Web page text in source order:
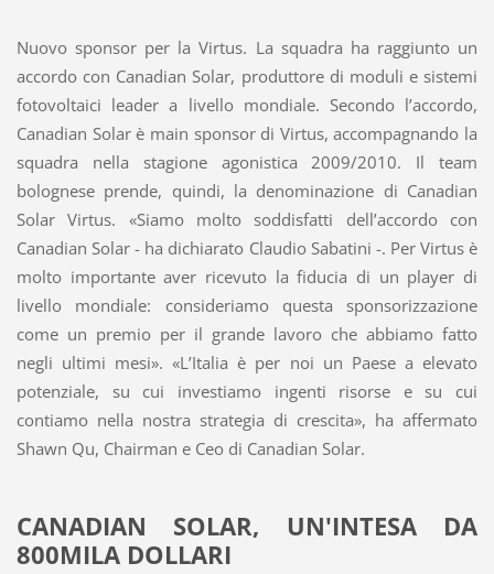
Nuovo sponsor per la Virtus. La squadra ha raggiunto un
accordo con Canadian Solar, produttore di moduli e sistemi
fotovoltaici leader a livello mondiale. Secondo l’accordo,
Canadian Solar è main sponsor di Virtus, accompagnando la
squadra nella stagione agonistica 2009/2010. Il team
bolognese prende, quindi, la denominazione di Canadian
Solar Virtus. «Siamo molto soddisfatti dell’accordo con
Canadian Solar - ha dichiarato Claudio Sabatini -. Per Virtus è
molto importante aver ricevuto la fiducia di un player di
livello mondiale: consideriamo questa sponsorizzazione
come un premio per il grande lavoro che abbiamo fatto
negli ultimi mesi». «L’Italia è per noi un Paese a elevato
potenziale, su cui investiamo ingenti risorse e su cui
contiamo nella nostra strategia di crescita», ha affermato
Shawn Qu, Chairman e Ceo di Canadian Solar.
CANADIAN SOLAR, UN'INTESA DA
800MILA DOLLARI